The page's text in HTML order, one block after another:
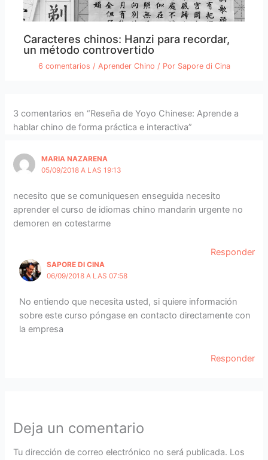
Caracteres chinos: Hanzi para recordar,
un método controvertido
6 comentarios / Aprender Chino / Por Sapore di Cina
3 comentarios en “Reseña de Yoyo Chinese: Aprende a
hablar chino de forma práctica e interactiva”
MARIA NAZARENA
05/09/2018 A LAS 19:13
necesito que se comuniquesen enseguida necesito
aprender el curso de idiomas chino mandarin urgente no
demoren en cotestarme
Responder
SAPORE DI CINA
06/09/2018 A LAS 07:58
No entiendo que necesita usted, si quiere información
sobre este curso póngase en contacto directamente con
la empresa
Responder
Deja un comentario
Tu dirección de correo electrónico no será publicada. Los